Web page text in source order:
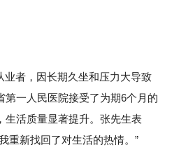
者，因长期久坐和压力大导致
第一人民医院接受了为期6个月的
生活质量显著提升。张先生表
重新找回了对生活的热情。”